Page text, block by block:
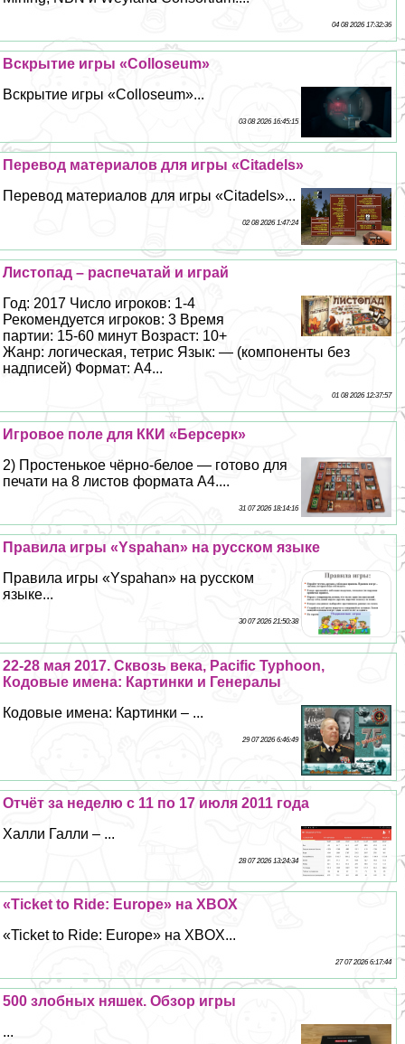
04 08 2026 17:32:36
Вскрытие игры «Colloseum»
Вскрытие игры «Colloseum»...
03 08 2026 16:45:15
Перевод материалов для игры «Citadels»
Перевод материалов для игры «Citadels»...
02 08 2026 1:47:24
Листопад – распечатай и играй
Год: 2017 Число игроков: 1-4
Рекомендуется игроков: 3 Время
партии: 15-60 минут Возраст: 10+
Жанр: логическая, тетрис Язык: — (компоненты без
надписей) Формат: А4...
01 08 2026 12:37:57
Игровое поле для ККИ «Берсерк»
2) Простенькое чёрно-белое — готово для
печати на 8 листов формата А4....
31 07 2026 18:14:16
Правила игры «Yspahan» на русском языке
Правила игры «Yspahan» на русском
языке...
30 07 2026 21:50:38
22-28 мая 2017. Сквозь века, Pacific Typhoon,
Кодовые имена: Картинки и Генералы
Кодовые имена: Картинки – ...
29 07 2026 6:46:49
Отчёт за неделю с 11 по 17 июля 2011 года
Халли Галли – ...
28 07 2026 13:24:34
«Ticket to Ride: Europe» на XBOX
«Ticket to Ride: Europe» на XBOX...
27 07 2026 6:17:44
500 злобных няшек. Обзор игры
...